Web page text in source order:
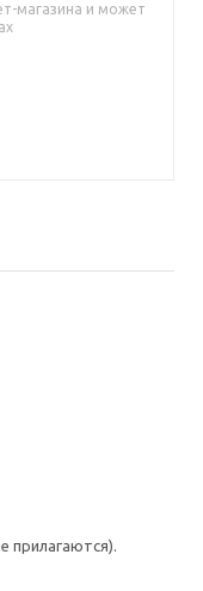
магазина и может
прилагаются).